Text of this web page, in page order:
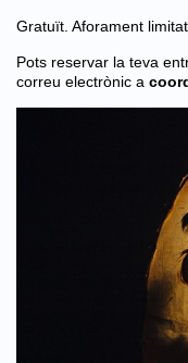
Gratuït. Aforament limitat.
Pots reservar la teva
correu electrònic a